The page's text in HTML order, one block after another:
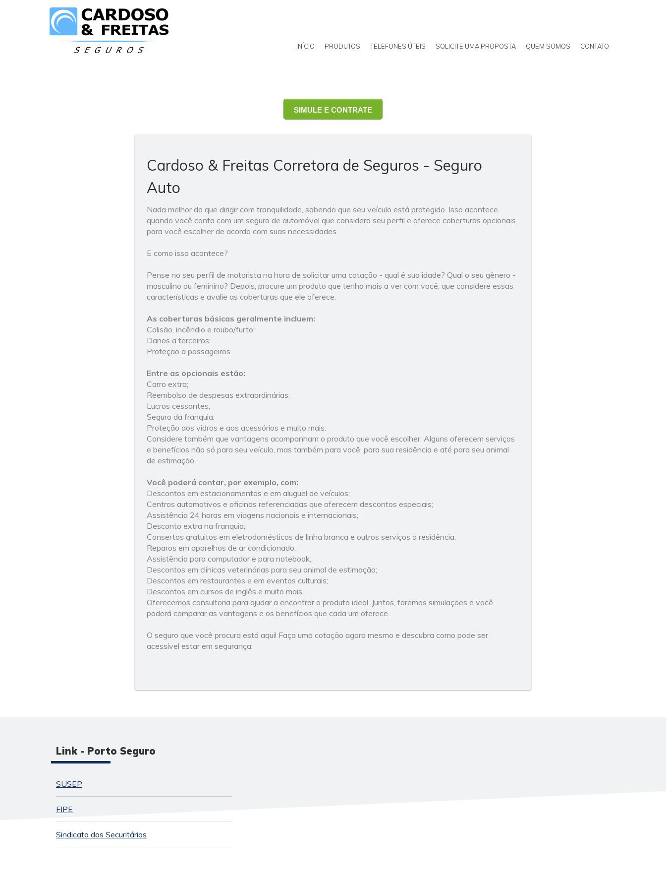
INÍCIO PRODUTOS TELEFONES ÚTEIS SOLICITE UMA PROPOSTA QUEM SOMOS CONTATO
SIMULE E CONTRATE
Cardoso & Freitas Corretora de Seguros - Seguro
Auto
Nada melhor do que dirigir com tranquilidade, sabendo que seu veículo está protegido. Isso acontece
quando você conta com um seguro de automóvel que considera seu perfil e oferece coberturas opcionais
para você escolher de acordo com suas necessidades.
E como isso acontece?
Pense no seu perfil de motorista na hora de solicitar uma cotação - qual é sua idade? Qual o seu gênero -
masculino ou feminino? Depois, procure um produto que tenha mais a ver com você, que considere essas
características e avalie as coberturas que ele oferece.
As coberturas básicas geralmente incluem:
Colisão, incêndio e roubo/furto;
Danos a terceiros;
Proteção a passageiros.
Entre as opcionais estão:
Carro extra;
Reembolso de despesas extraordinárias;
Lucros cessantes;
Seguro da franquia;
Proteção aos vidros e aos acessórios e muito mais.
Considere também que vantagens acompanham o produto que você escolher. Alguns oferecem serviços
e benefícios não só para seu veículo, mas também para você, para sua residência e até para seu animal
de estimação.
Você poderá contar, por exemplo, com:
Descontos em estacionamentos e em aluguel de veículos;
Centros automotivos e oficinas referenciadas que oferecem descontos especiais;
Assistência 24 horas em viagens nacionais e internacionais;
Desconto extra na franquia;
Consertos gratuitos em eletrodomésticos de linha branca e outros serviços à residência;
Reparos em aparelhos de ar condicionado;
Assistência para computador e para notebook;
Descontos em clínicas veterinárias para seu animal de estimação;
Descontos em restaurantes e em eventos culturais;
Descontos em cursos de inglês e muito mais.
Oferecemos consultoria para ajudar a encontrar o produto ideal. Juntos, faremos simulações e você
poderá comparar as vantagens e os benefícios que cada um oferece.
O seguro que você procura está aqui! Faça uma cotação agora mesmo e descubra como pode ser
acessível estar em segurança.
Link - Porto Seguro
SUSEP
FIPE
Sindicato dos Securitários